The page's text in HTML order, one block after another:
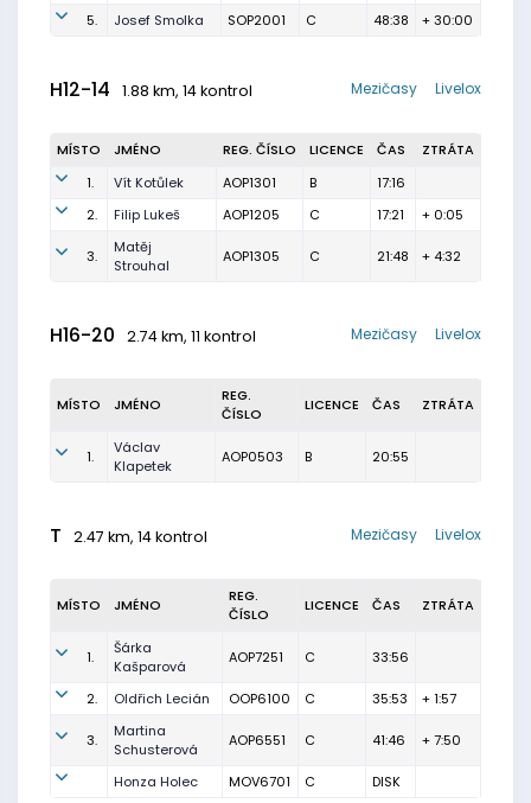
5.
Josef Smolka SOP2001 C 48:38 + 30:00
H12-14 1.88 km, 14 kontrol Livelox
Mezičasy
MÍSTO JMÉNO REG. ČÍSLO LICENCE ČAS
ZTRÁTA
1.
Vít Kotůlek AOP1301 B
17:16
2.
Filip Lukeš AOP1205 C 17:21 + 0:05
3.
Matěj
Strouhal
AOP1305 C 21:48 + 4:32
H16-20 2.74 km, 11 kontrol Livelox
Mezičasy
MÍSTO JMÉNO
REG.
ČÍSLO
LICENCE ČAS ZTRÁTA
1.
Václav
Klapetek
AOP0503 B 20:55
T 2.47 km, 14 kontrol Livelox
Mezičasy
MÍSTO JMÉNO
REG.
ČÍSLO
LICENCE ČAS ZTRÁTA
1.
Šárka
Kašparová
AOP7251 C 33:56
2. Oldřich Lecián OOP6100 C 35:53 + 1:57
3.
Martina
Schusterová
AOP6551 C 41:46 + 7:50
Honza Holec MOV6701 C DISK